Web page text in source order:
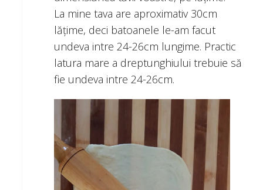
La mine tava are aproximativ 30cm
lățime, deci batoanele le-am facut
undeva intre 24-26cm lungime. Practic
latura mare a dreptunghiului trebuie să
fie undeva intre 24-26cm.